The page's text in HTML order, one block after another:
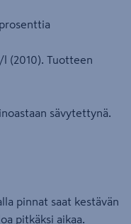
l (2010). Tuotteen
sävytettynä.
pinnat saat kestävän
pitkäksi aikaa.